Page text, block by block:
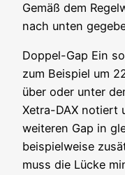
Gemäß dem
nach unten
Dop­pel-Gap Ein
zum Bei­spiel um
über oder unter
Xetra-DAX notiert
wei­te­ren Gap in
bei­spiel­wei­se
muss die Lücke